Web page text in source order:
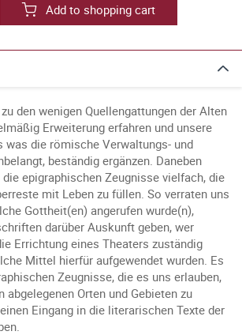
Add to shopping cart
den wenigen Quellengattungen der Alten
Erweiterung erfahren und unsere
was die römische Verwaltungs- und
beständig ergänzen. Daneben
epigraphischen Zeugnisse vielfach, die
mit Leben zu füllen. So verraten uns
Gottheit(en) angerufen wurde(n),
darüber Auskunft geben, wer
Errichtung eines Theaters zuständig
Mittel hierfür aufgewendet wurden. Es
Zeugnisse, die es uns erlauben,
abgelegenen Orten und Gebieten zu
Eingang in die literarischen Texte der